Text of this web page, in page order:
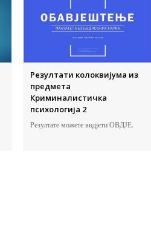
Резултати колоквијума из
предмета
Криминалистичка
психологија 2
Резултате можете видјети ОВДЈЕ.